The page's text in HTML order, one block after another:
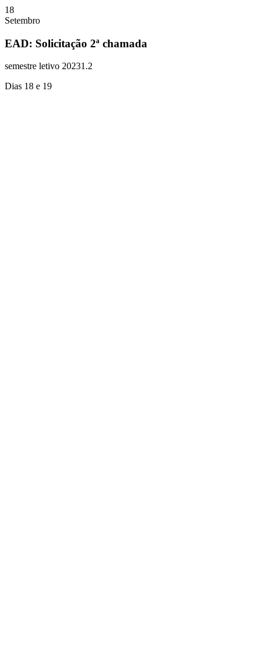
18
Setembro
EAD: Solicitação 2ª chamada
semestre letivo 20231.2
Dias 18 e 19